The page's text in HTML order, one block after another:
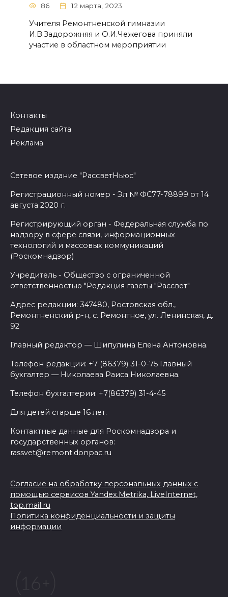
86 12 марта, 2023
Учителя Ремонтненской гимназии
И.В.Задорожняя и О.И.Чежегова приняли
участие в областном мероприятии
Контакты
Редакция сайта
Реклама
Сетевое издание "РассветНьюс"
Регистрационный номер - Эл № ФС77-78899 от 14
августа 2020 г.
Регистрирующий орган - Федеральная служба по
надзору в сфере связи, информационных
технологий и массовых коммуникаций
(Роскомнадзор)
Учредитель - Общество с ограниченной
ответственностью "Редакция газеты "Рассвет"
Адрес редакции: 347480, Ростовская обл.,
Ремонтненский р-н, с. Ремонтное, ул. Ленинская, д.
92
Главный редактор — Шипулина Елена Антоновна.
Телефон редакции: +7 (86379) 31-0-75 Главный
бухгалтер — Николаева Раиса Николаевна.
Телефон бухгалтерии: +7(86379) 31-4-45
Для детей старше 16 лет.
Контактные данные для Роскомнадзора и
государственных органов:
rassvet@remont.donpac.ru
Согласие на обработку персональных данных с
помощью сервисов Yandex.Metrika, LiveInternet,
top.mail.ru
Политика конфиденциальности и защиты
информации